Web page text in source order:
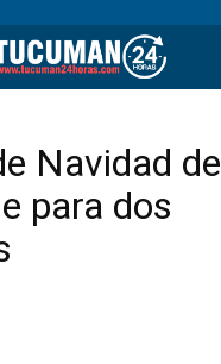
Navidad de
para dos